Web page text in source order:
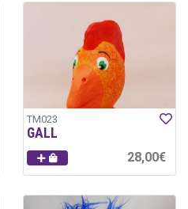
TM023
GALL
28,00€